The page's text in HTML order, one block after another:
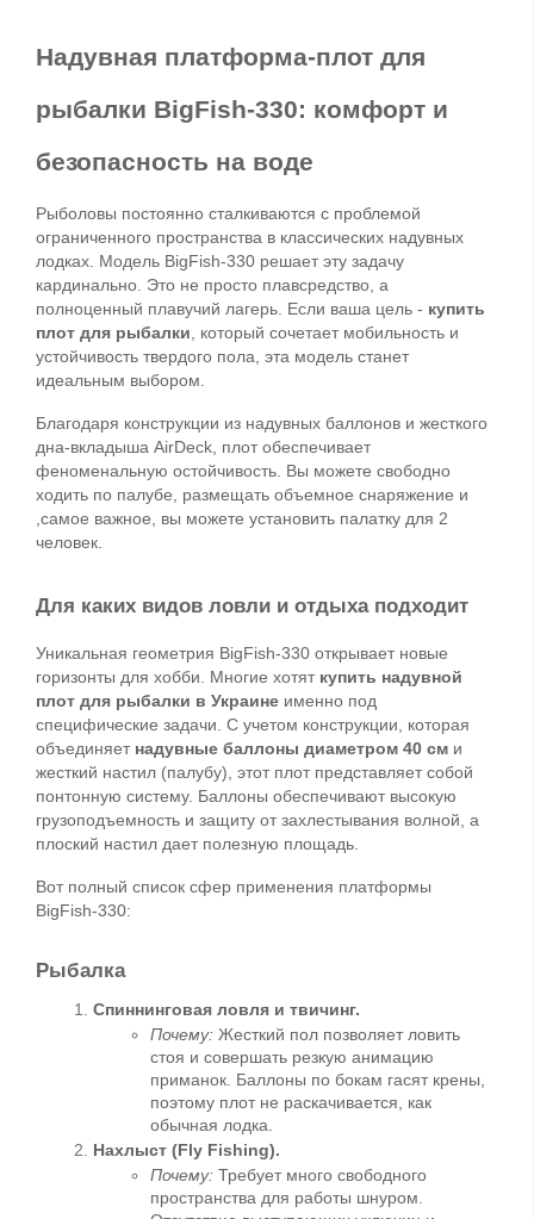
Надувная платформа-плот для
рыбалки BigFish-330: комфорт и
безопасность на воде
Рыболовы постоянно сталкиваются с проблемой
ограниченного пространства в классических надувных
лодках. Модель BigFish-330 решает эту задачу
кардинально. Это не просто плавсредство, а
полноценный плавучий лагерь. Если ваша цель - купить
плот для рыбалки, который сочетает мобильность и
устойчивость твердого пола, эта модель станет
идеальным выбором.
Благодаря конструкции из надувных баллонов и жесткого
дна-вкладыша AirDeck, плот обеспечивает
феноменальную остойчивость. Вы можете свободно
ходить по палубе, размещать объемное снаряжение и
,самое важное, вы можете установить палатку для 2
человек.
Для каких видов ловли и отдыха подходит
Уникальная геометрия BigFish-330 открывает новые
горизонты для хобби. Многие хотят купить надувной
плот для рыбалки в Украине именно под
специфические задачи. С учетом конструкции, которая
объединяет надувные баллоны диаметром 40 см и
жесткий настил (палубу), этот плот представляет собой
понтонную систему. Баллоны обеспечивают высокую
грузоподъемность и защиту от захлестывания волной, а
плоский настил дает полезную площадь.
Вот полный список сфер применения платформы
BigFish-330:
Рыбалка
Спиннинговая ловля и твичинг.
Почему: Жесткий пол позволяет ловить
стоя и совершать резкую анимацию
приманок. Баллоны по бокам гасят крены,
поэтому плот не раскачивается, как
обычная лодка.
Нахлыст (Fly Fishing).
Почему: Требует много свободного
пространства для работы шнуром.